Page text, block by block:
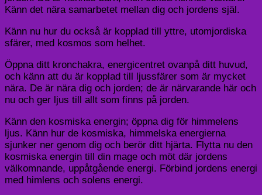
Känn det nära samarbetet mellan dig och jordens själ.
Känn nu hur du också är kopplad till yttre, utomjordiska
sfärer, med kosmos som helhet.
Öppna ditt kronchakra, energicentret ovanpå ditt huvud,
och känn att du är kopplad till ljussfärer som är mycket
nära. De är nära dig och jorden; de är närvarande här och
nu och ger ljus till allt som finns på jorden.
Känn den kosmiska energin; öppna dig för himmelens
ljus. Känn hur de kosmiska, himmelska energierna
sjunker ner genom dig och berör ditt hjärta. Flytta nu den
kosmiska energin till din mage och möt där jordens
välkomnande, uppåtgående energi. Förbind jordens energi
med himlens och solens energi.